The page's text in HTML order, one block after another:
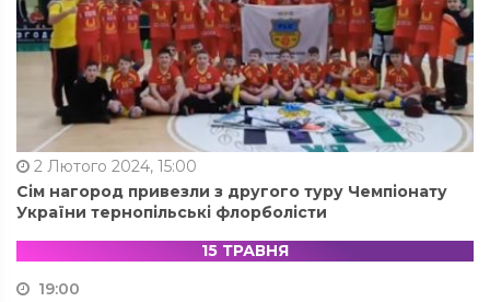
2 Лютого 2024, 15:00
Сім нагород привезли з другого туру Чемпіонату
України тернопільські флорболісти
15 ТРАВНЯ
19:00